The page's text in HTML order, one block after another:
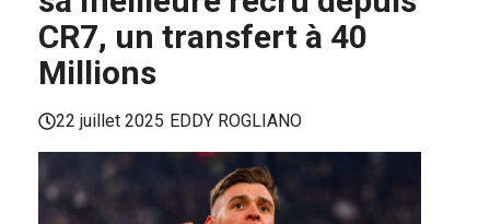
CR7, un transfert à 40
Millions
22 juillet 2025 EDDY ROGLIANO